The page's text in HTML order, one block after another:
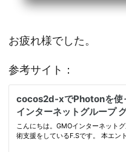
お疲れ様でした。
参考サイト：